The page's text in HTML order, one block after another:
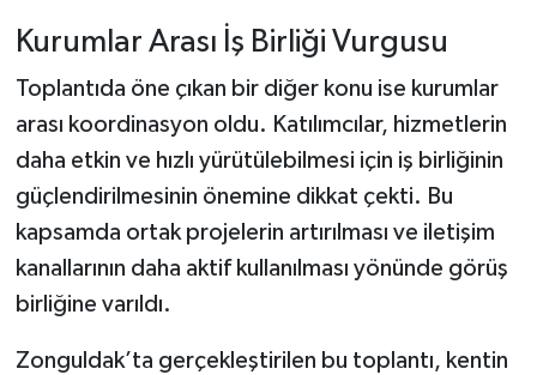
Kurumlar Arası İş Birliği Vurgusu
Toplantıda öne çıkan bir diğer konu ise kurumlar
arası koordinasyon oldu. Katılımcılar, hizmetlerin
daha etkin ve hızlı yürütülebilmesi için iş birliğinin
güçlendirilmesinin önemine dikkat çekti. Bu
kapsamda ortak projelerin artırılması ve iletişim
kanallarının daha aktif kullanılması yönünde görüş
birliğine varıldı.
Zonguldak’ta gerçekleştirilen bu toplantı, kentin